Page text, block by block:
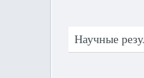
Научные